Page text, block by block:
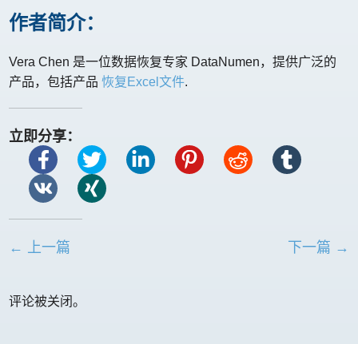
作者简介：
Vera Chen 是一位数据恢复专家 DataNumen，提供广泛的
产品，包括产品恢复Excel文件.
立即分享：
← 上一篇 下一篇 →
评论被关闭。